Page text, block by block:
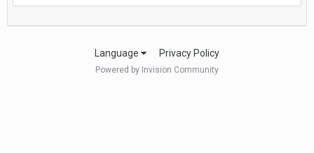
Language Privacy Policy
Powered by Invision Community